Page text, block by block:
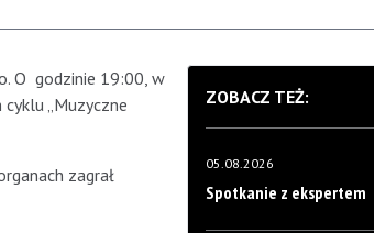
O godzinie 19:00, w
„Muzyczne
zagrał
ZOBACZ TEŻ:
05.08.2026
Spotkanie z ekspertem